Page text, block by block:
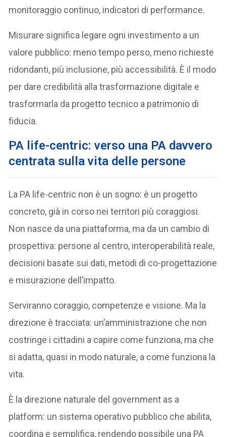
monitoraggio continuo, indicatori di performance.
Misurare significa legare ogni investimento a un
valore pubblico: meno tempo perso, meno richieste
ridondanti, più inclusione, più accessibilità. È il modo
per dare credibilità alla trasformazione digitale e
trasformarla da progetto tecnico a patrimonio di
fiducia.
PA life-centric: verso una PA davvero
centrata sulla vita delle persone
La PA life-centric non è un sogno: è un progetto
concreto, già in corso nei territori più coraggiosi.
Non nasce da una piattaforma, ma da un cambio di
prospettiva: persone al centro, interoperabilità reale,
decisioni basate sui dati, metodi di co-progettazione
e misurazione dell’impatto.
Serviranno coraggio, competenze e visione. Ma la
direzione è tracciata: un’amministrazione che non
costringe i cittadini a capire come funziona, ma che
si adatta, quasi in modo naturale, a come funziona la
vita.
È la direzione naturale del government as a
platform: un sistema operativo pubblico che abilita,
coordina e semplifica, rendendo possibile una PA